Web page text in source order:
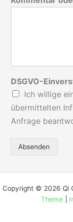
DSGVO-
Ich willige
übermittelten
Anfrage
Absenden
Copyright © 2026 Qi
Theme|